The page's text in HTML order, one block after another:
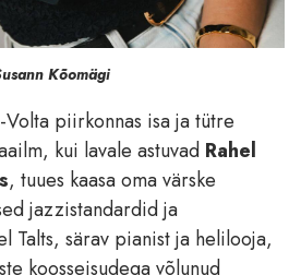
Kõomägi
piirkonnas isa ja tütre
kui lavale astuvad Rahel
, tuues kaasa oma värske
jazzistandardid ja
Talts, särav pianist ja helilooja,
koosseisudega võlunud